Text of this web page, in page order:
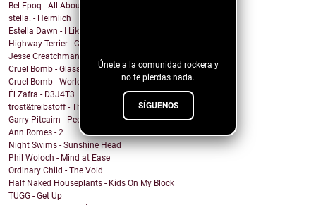
Únete a la comunidad rockera y
no te pierdas nada.
SÍGUENOS
Bel Epoq - All About You
stella. - Heimlich
Estella Dawn - I Like It Rough
Highway Terrier - Covid Blues
Jesse Creatchman - Heat Of The Summer Night
Cruel Bomb - Glass House
Cruel Bomb - World Breaker
Él Zafra - D3J4T3
trost&treibstoff - They Don't Need a Photographer
Garry Pitcairn - People Eat People
Ann Romes - 2
Night Swims - Sunshine Head
Phil Woloch - Mind at Ease
Ordinary Child - The Void
Half Naked Houseplants - Kids On My Block
TUGG - Get Up